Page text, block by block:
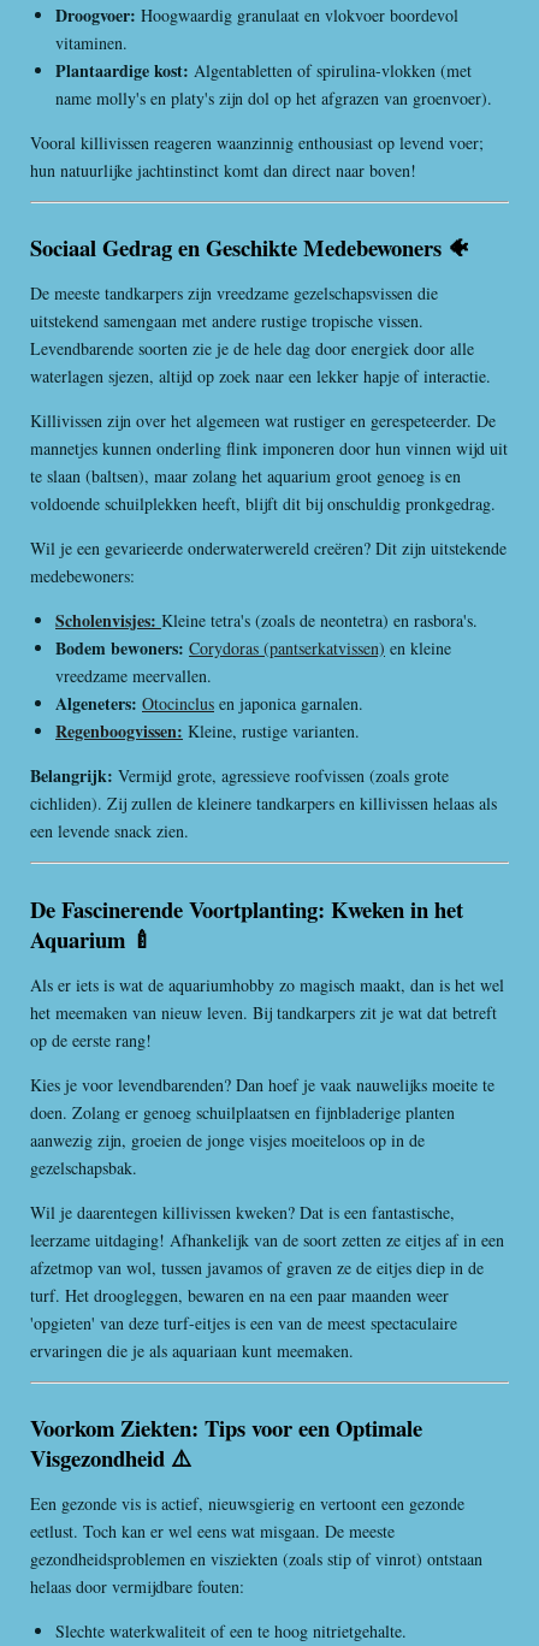
Droogvoer: Hoogwaardig granulaat en vlokvoer boordevol
vitaminen.
Plantaardige kost: Algentabletten of spirulina-vlokken (met
name molly's en platy's zijn dol op het afgrazen van groenvoer).
Vooral killivissen reageren waanzinnig enthousiast op levend voer;
hun natuurlijke jachtinstinct komt dan direct naar boven!
Sociaal Gedrag en Geschikte Medebewoners 🐠
De meeste tandkarpers zijn vreedzame gezelschapsvissen die
uitstekend samengaan met andere rustige tropische vissen.
Levendbarende soorten zie je de hele dag door energiek door alle
waterlagen sjezen, altijd op zoek naar een lekker hapje of interactie.
Killivissen zijn over het algemeen wat rustiger en gerespeteerder. De
mannetjes kunnen onderling flink imponeren door hun vinnen wijd uit
te slaan (baltsen), maar zolang het aquarium groot genoeg is en
voldoende schuilplekken heeft, blijft dit bij onschuldig pronkgedrag.
Wil je een gevarieerde onderwaterwereld creëren? Dit zijn uitstekende
medebewoners:
Scholenvisjes: Kleine tetra's (zoals de neontetra) en rasbora's.
Bodem bewoners: Corydoras (pantserkatvissen) en kleine
vreedzame meervallen.
Algeneters: Otocinclus en japonica garnalen.
Regenboogvissen: Kleine, rustige varianten.
Belangrijk: Vermijd grote, agressieve roofvissen (zoals grote
cichliden). Zij zullen de kleinere tandkarpers en killivissen helaas als
een levende snack zien.
De Fascinerende Voortplanting: Kweken in het
Aquarium 🍼
Als er iets is wat de aquariumhobby zo magisch maakt, dan is het wel
het meemaken van nieuw leven. Bij tandkarpers zit je wat dat betreft
op de eerste rang!
Kies je voor levendbarenden? Dan hoef je vaak nauwelijks moeite te
doen. Zolang er genoeg schuilplaatsen en fijnbladerige planten
aanwezig zijn, groeien de jonge visjes moeiteloos op in de
gezelschapsbak.
Wil je daarentegen killivissen kweken? Dat is een fantastische,
leerzame uitdaging! Afhankelijk van de soort zetten ze eitjes af in een
afzetmop van wol, tussen javamos of graven ze de eitjes diep in de
turf. Het droogleggen, bewaren en na een paar maanden weer
'opgieten' van deze turf-eitjes is een van de meest spectaculaire
ervaringen die je als aquariaan kunt meemaken.
Voorkom Ziekten: Tips voor een Optimale
Visgezondheid ⚠️
Een gezonde vis is actief, nieuwsgierig en vertoont een gezonde
eetlust. Toch kan er wel eens wat misgaan. De meeste
gezondheidsproblemen en visziekten (zoals stip of vinrot) ontstaan
helaas door vermijdbare fouten:
Slechte waterkwaliteit of een te hoog nitrietgehalte.